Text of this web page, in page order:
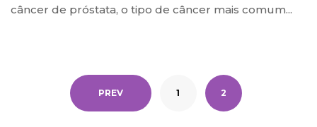
câncer de próstata, o tipo de câncer mais comum...
PREV 1 2